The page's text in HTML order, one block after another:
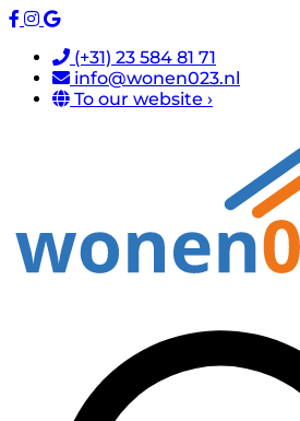
(+31) 23 584 81 71
info@wonen023.nl
To our website ›